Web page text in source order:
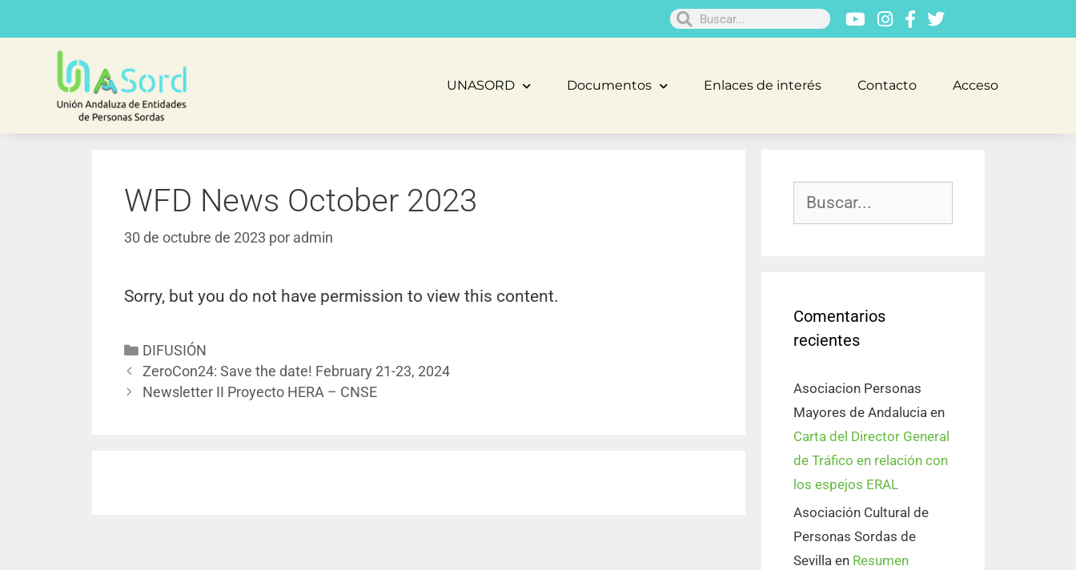
UNASORD Documentos Enlaces de interés Contacto Acceso
WFD News October 2023
30 de octubre de 2023 por admin
Sorry, but you do not have permission to view this content.
DIFUSIÓN
ZeroCon24: Save the date! February 21-23, 2024
Newsletter II Proyecto HERA – CNSE
Comentarios
recientes
Asociacion Personas
Mayores de Andaluciaen
Carta del Director General
de Tráfico en relación con
los espejos ERAL
Asociación Cultural de
Personas Sordas de
Sevillaen Resumen